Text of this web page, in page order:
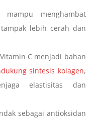
menghambat
lebih cerah dan
C menjadi bahan
sintesis kolagen,
elastisitas dan
sebagai antioksidan